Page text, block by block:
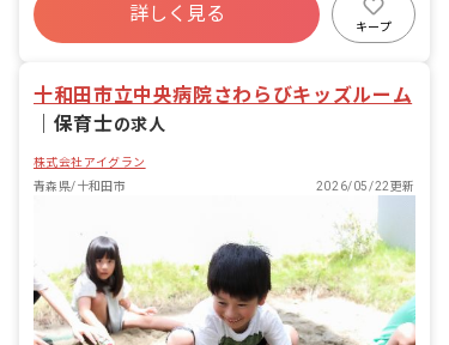
WEB面接OK
詳しく見る
キープ
十和田市立中央病院さわらびキッズルーム
保育士の求人
株式会社アイグラン
青森県/十和田市
2026/05/22更新